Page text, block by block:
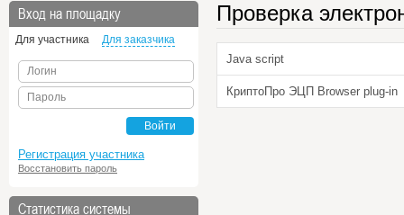
Вход на площадку
Для участника Для заказчика
Логин
Пароль
Войти
Регистрация участника
Восстановить пароль
Статистика системы
Проверка
Java script
КриптоПро ЭЦП Browser plug-in